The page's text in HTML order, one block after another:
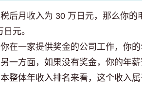
后月收入为 30 万日元，那么你
日元。
在一家提供奖金的公司工作，你
一方面，如果没有奖金，你的年
整体年收入排名来看，这个收入